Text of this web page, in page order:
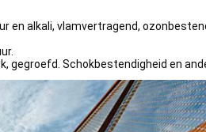
en alkali, vlamvertragend,
gegroefd. Schokbestendigheid en